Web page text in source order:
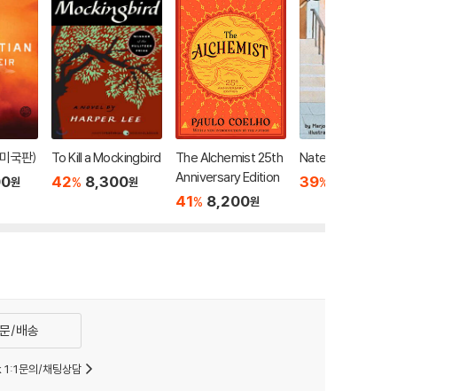
국판)
원
To Kill a Mockingbird
42% 8,300원
The Alchemist 25th
Anniversary Edition
41% 8,200원
Nate the Great
39%
/배송
문의/채팅상담